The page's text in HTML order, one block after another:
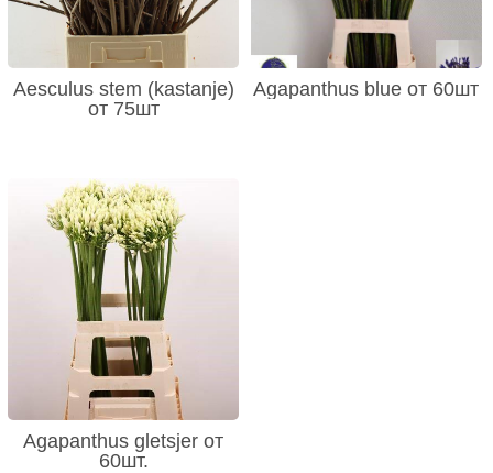
Aesculus stem (kastanje)
от 75шт
Agapanthus blue от 60шт
Agapanthus gletsjer от
60шт.